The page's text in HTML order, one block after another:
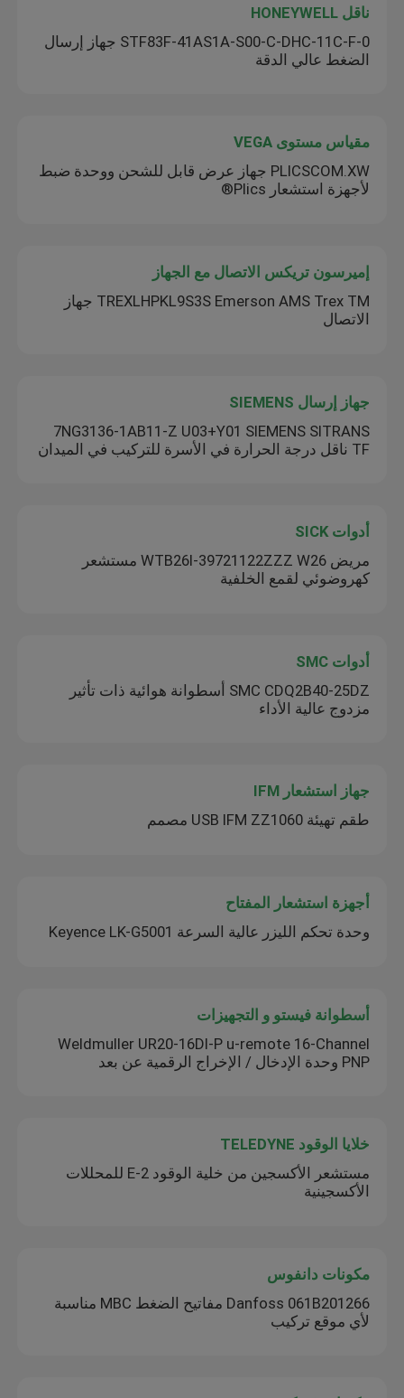
ناقل HONEYWELL
STF83F-41AS1A-S00-C-DHC-11C-F-0 جهاز إرسال
الضغط عالي الدقة
مقياس مستوى VEGA
PLICSCOM.XW جهاز عرض قابل للشحن ووحدة ضبط
لأجهزة استشعار Plics®
إميرسون تريكس الاتصال مع الجهاز
TREXLHPKL9S3S Emerson AMS Trex TM جهاز
الاتصال
جهاز إرسال SIEMENS
7NG3136-1AB11-Z U03+Y01 SIEMENS SITRANS
TF ناقل درجة الحرارة في الأسرة للتركيب في الميدان
أدوات SICK
مريض WTB26I-39721122ZZZ W26 مستشعر
كهروضوئي لقمع الخلفية
أدوات SMC
SMC CDQ2B40-25DZ أسطوانة هوائية ذات تأثير
مزدوج عالية الأداء
جهاز استشعار IFM
طقم تهيئة USB IFM ZZ1060 مصمم
أجهزة استشعار المفتاح
وحدة تحكم الليزر عالية السرعة Keyence LK-G5001
أسطوانة فيستو و التجهيزات
Weldmuller UR20-16DI-P u-remote 16-Channel
PNP وحدة الإدخال / الإخراج الرقمية عن بعد
خلايا الوقود TELEDYNE
مستشعر الأكسجين من خلية الوقود E-2 للمحللات
الأكسجينية
مكونات دانفوس
Danfoss 061B201266 مفاتيح الضغط MBC مناسبة
لأي موقع تركيب